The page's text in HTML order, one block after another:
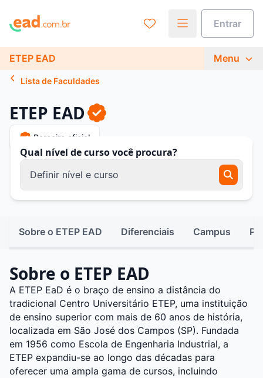
Entrar
ETEP EAD Menu
Lista de Faculdades
ETEP EAD
Parceiro oficial
Qual nível de curso você procura?
Definir nível e curso
Sobre o ETEP EAD Diferenciais Campus
Sobre o ETEP EAD
A ETEP EaD é o braço de ensino a distância do
tradicional Centro Universitário ETEP, uma instituição
de ensino superior com mais de 60 anos de história,
localizada em São José dos Campos (SP). Fundada
em 1956 como Escola de Engenharia Industrial, a
ETEP expandiu-se ao longo das décadas para
oferecer uma ampla gama de cursos, incluindo